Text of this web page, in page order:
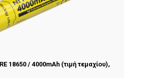
18650 / 4000mAh (τιμή τεμαχίου),